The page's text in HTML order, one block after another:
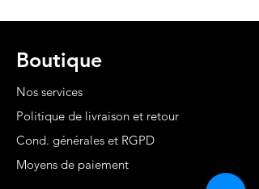
Boutique
Nos services
Politique de livraison et retour
Cond. générales et RGPD
Moyens de paiement